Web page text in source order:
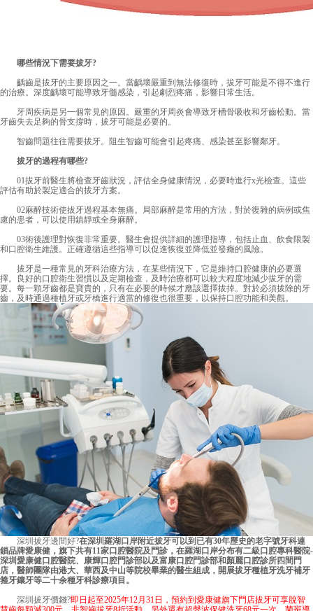
哪些情況下需要拔牙?
齲齒是拔牙的主要原因之一。當齲壞嚴重到無法修復時，拔牙可能是不得不進行
的治療。深度齲壞可能導致牙髓感染，引起劇烈疼痛，影響日常生活。
牙周疾病是另一個常見的原因。嚴重的牙周炎會導致牙槽骨吸收和牙齒松動。當
牙齒失去足夠的骨支撐時，拔牙可能是必要的。
智齒問題往往需要拔牙。阻生智齒可能會引起疼痛、感染甚至影響鄰牙。
拔牙的過程有哪些?
01拔牙前醫生將檢查牙齒狀況，評估全身健康情況，必要時進行x光檢查。這些
評估有助於製定適合的拔牙方案。
02麻醉技術使拔牙過程基本無痛。局部麻醉是常用的方法，對於復雜的病例或焦
慮的患者，可以使用鎮靜或全身麻醉。
03術後護理對恢復非常重要。醫生會提供詳細的護理指導，包括止血、飲食限製
和口腔衛生維護。正確遵循這些指導可以促進恢復並降低並發癥的風險。
拔牙是一種常見的牙科治療方法，在某些情況下，它是維持口腔健康的必要選
擇。良好的口腔衛生習慣以及定期檢查，及時治療都可以較大程度地減少拔牙的需
要。每一顆牙齒都是寶貴的，只有在必要的時候才應該選擇拔掉。對於必須拔除的牙
齒，及時通過種植牙或牙橋進行適當的修復也很重要，以保持口腔功能和美觀。
深圳拔牙邊間好?在深圳羅湖口岸附近拔牙可以到已有30年歷史的老字號牙科連
鎖品牌愛康健，旗下共有11家口腔醫院及門診，在羅湖口岸分布有二級口腔專科醫院-
深圳愛康健口腔醫院、康輝口腔門診部以及富康口腔門診部和顏麗口腔診所四間門
店，醫師團隊由港大、華西及中山等院校畢業的醫生組成，開展拔牙種植牙洗牙補牙
箍牙鑲牙等二十余種牙科診療項目。
深圳拔牙價錢?即日起至2025年12月31日，預約到愛康健旗下門店拔牙可享脫智